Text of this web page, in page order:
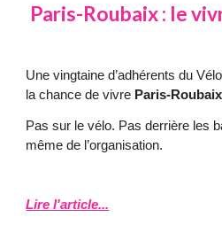
Paris-Roubaix : le
Une vingtaine d’adhérents du
la chance de vivre Paris-
Pas sur le vélo. Pas derrière les
même de l’organisation.
Lire l'article...